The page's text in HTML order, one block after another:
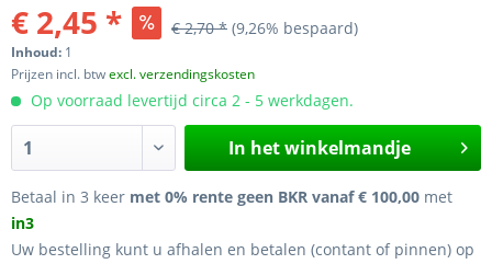
€ 2,45 * € 2,70 * (9,26% bespaard)
Inhoud: 1
Prijzen incl. btwexcl. verzendingskosten
Op voorraad levertijd circa 2 - 5 werkdagen.
In het winkelmandje
Betaal in 3 keer met 0% rente geen BKR vanaf € 100,00 met
in3
Uw bestelling kunt u afhalen en betalen (contant of pinnen) op